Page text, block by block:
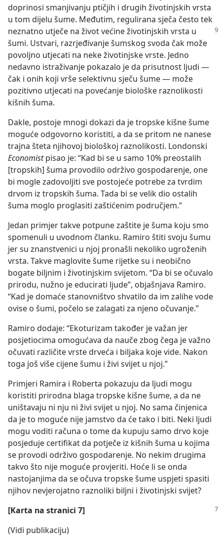
doprinosi smanjivanju ptičjih i drugih životinjskih vrsta
u tom dijelu šume. Međutim, regulirana sječa često tek
neznatno utječe na život većine životinjskih vrsta u
šumi. Ustvari, razrjeđivanje šumskog svoda čak može
povoljno utjecati na neke životinjske vrste. Jedno
nedavno istraživanje pokazalo je da prisutnost ljudi —
čak i onih koji vrše selektivnu sječu šume — može
pozitivno utjecati na povećanje biološke raznolikosti
kišnih šuma.
Dakle, postoje mnogi dokazi da je tropske kišne šume
moguće odgovorno koristiti, a da se pritom ne nanese
trajna šteta njihovoj biološkoj raznolikosti. Londonski
Economistpisao je: “Kad bi se u samo 10% preostalih
[tropskih] šuma provodilo održivo gospodarenje, one
bi mogle zadovoljiti sve postojeće potrebe za tvrdim
drvom iz tropskih šuma. Tada bi se velik dio ostalih
šuma moglo proglasiti zaštićenim područjem.”
Jedan primjer takve potpune zaštite je šuma koju smo
spomenuli u uvodnom članku. Ramiro štiti svoju šumu
jer su znanstvenici u njoj pronašli nekoliko ugroženih
vrsta. Takve maglovite šume rijetke su i neobično
bogate biljnim i životinjskim svijetom. “Da bi se očuvalo
prirodu, nužno je educirati ljude”, objašnjava Ramiro.
“Kad je domaće stanovništvo shvatilo da im zalihe vode
ovise o šumi, počelo se zalagati za njeno očuvanje.”
Ramiro dodaje: “Ekoturizam također je važan jer
posjetiocima omogućava da nauče zbog čega je važno
očuvati različite vrste drveća i biljaka koje vide. Nakon
toga još više cijene šumu i živi svijet u njoj.”
Primjeri Ramira i Roberta pokazuju da ljudi mogu
koristiti prirodna blaga tropske kišne šume, a da ne
uništavaju ni nju ni živi svijet u njoj. No sama činjenica
da je to moguće nije jamstvo da će tako i biti. Neki ljudi
mogu voditi računa o tome da kupuju samo drvo koje
posjeduje certifikat da potječe iz kišnih šuma u kojima
se provodi održivo gospodarenje. No nekim drugima
takvo što nije moguće provjeriti. Hoće li se onda
nastojanjima da se očuva tropske šume uspjeti spasiti
njihov nevjerojatno raznoliki biljni i životinjski svijet?
[Karta na stranici 7]
(Vidi publikaciju)